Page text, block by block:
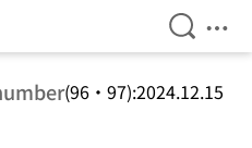
Open
(96・97):2024.12.15